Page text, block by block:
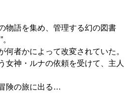
物語を集め、管理する幻の図書
何者かによって改変されていた。
女神・ルナの依頼を受けて、主人
険の旅に出る…